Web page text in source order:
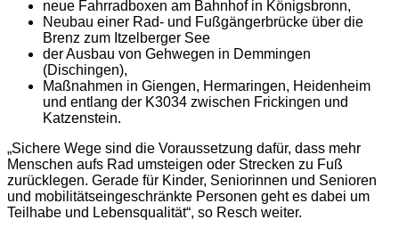
neue Fahrradboxen am Bahnhof in Königsbronn,
Neubau einer Rad- und Fußgängerbrücke über die
Brenz zum Itzelberger See
der Ausbau von Gehwegen in Demmingen
(Dischingen),
Maßnahmen in Giengen, Hermaringen, Heidenheim
und entlang der K3034 zwischen Frickingen und
Katzenstein.
„Sichere Wege sind die Voraussetzung dafür, dass mehr
Menschen aufs Rad umsteigen oder Strecken zu Fuß
zurücklegen. Gerade für Kinder, Seniorinnen und Senioren
und mobilitätseingeschränkte Personen geht es dabei um
Teilhabe und Lebensqualität“, so Resch weiter.